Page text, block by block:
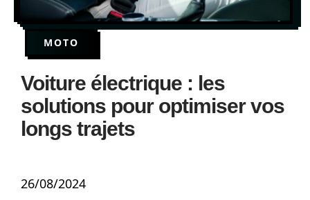
MOTO
Voiture électrique : les
solutions pour optimiser vos
longs trajets
26/08/2024